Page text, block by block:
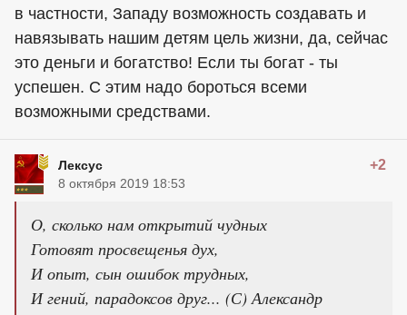
в частности, Западу возможность создавать и
навязывать нашим детям цель жизни, да, сейчас
это деньги и богатство! Если ты богат - ты
успешен. С этим надо бороться всеми
возможными средствами.
Лексус +2
8 октября 2019 18:53
О, сколько нам открытий чудных
Готовят просвещенья дух,
И опыт, сын ошибок трудных,
И гений, парадоксов друг... (С) Александр